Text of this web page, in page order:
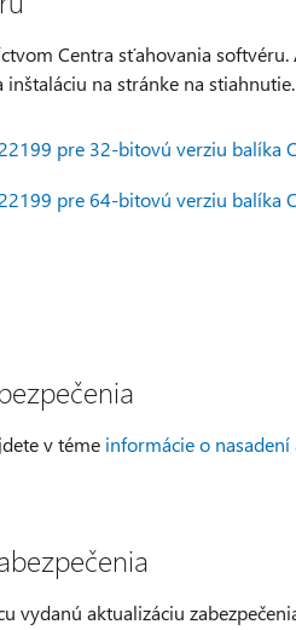
Centra sťahovania softvéru.
na stránke na stiahnutie.
pre 32-bitovú verziu balíka
pre 64-bitovú verziu balíka
v téme informácie o nasadení
vydanú aktualizáciu